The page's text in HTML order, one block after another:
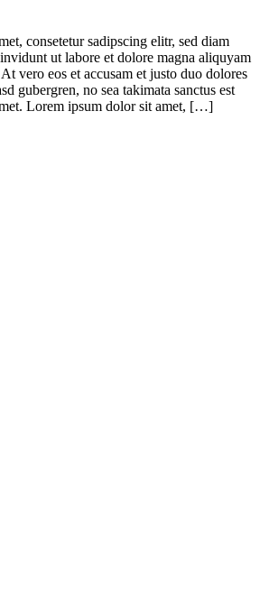
consetetur sadipscing elitr, sed diam
ut labore et dolore magna aliquyam
vero eos et accusam et justo duo dolores
gubergren, no sea takimata sanctus est
Lorem ipsum dolor sit amet, […]